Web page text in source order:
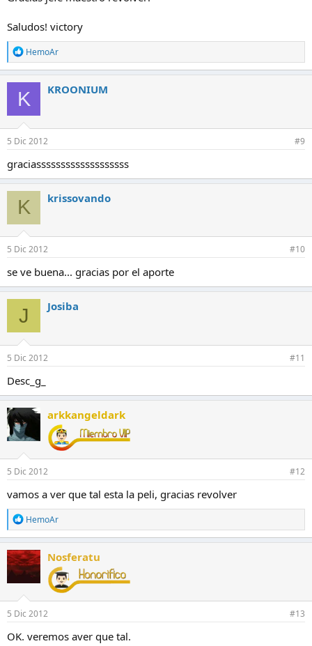
Saludos! victory
R
e
a
c
c
i
o
n
e
s
:
HemoAr
K KROONIUM
5 Dic 2012 #9
graciasssssssssssssssssss
K krissovando
5 Dic 2012 #10
se ve buena... gracias por el aporte
J Josiba
5 Dic 2012 #11
Desc_g_
arkkangeldark
5 Dic 2012 #12
vamos a ver que tal esta la peli, gracias revolver
R
e
a
c
c
i
o
n
s
HemoAr
Nosferatu
5 Dic 2012 #13
OK. veremos aver que tal.